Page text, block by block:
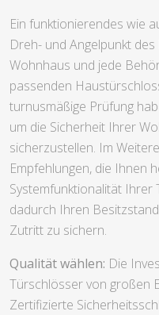
Ein funktionierendes wie
Dreh- und Angelpunkt
Wohnhaus und jede
passenden
turnusmäßige Prüfung
um die Sicherheit Ihrer
sicherzustellen. Im
Empfehlungen, die Ihnen
Systemfunktionalität
dadurch Ihren
Zutritt zu sichern.
Qualität wählen: Die
Türschlösser von großen
Zertifizierte